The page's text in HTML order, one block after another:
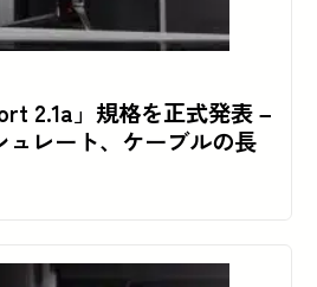
2.1a」規格を正式発表 –
ュレート、ケーブルの長